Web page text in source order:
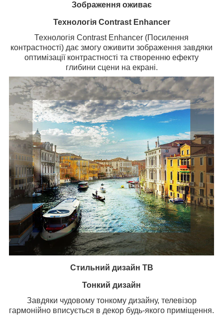
Зображення оживає
Технологія Contrast Enhancer
Технологія Contrast Enhancer (Посилення
контрастності) дає змогу оживити зображення завдяки
оптимізації контрастності та створенню ефекту
глибини сцени на екрані.
Стильний дизайн ТВ
Тонкий дизайн
Завдяки чудовому тонкому дизайну, телевізор
гармонійно вписується в декор будь-якого приміщення.